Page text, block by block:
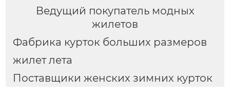
Ведущий покупатель модных
жилетов
Фабрика курток больших размеров
жилет лета
Поставщики женских зимних курток